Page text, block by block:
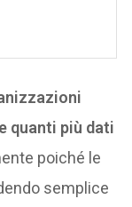
quanti più dati
poiché le
semplice